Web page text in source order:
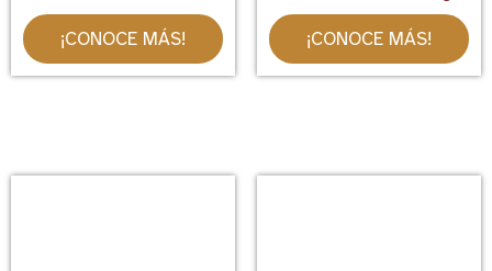
¡CONOCE MÁS! ¡CONOCE MÁS!